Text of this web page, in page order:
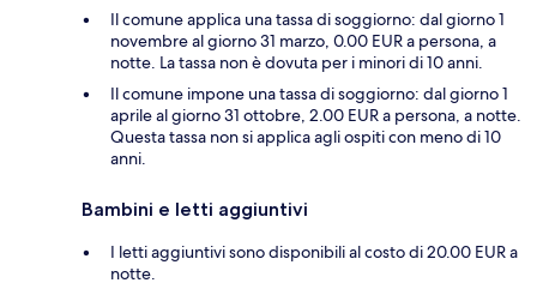
Il comune applica una tassa di soggiorno: dal giorno 1
novembre al giorno 31 marzo, 0.00 EUR a persona, a
notte. La tassa non è dovuta per i minori di 10 anni.
Il comune impone una tassa di soggiorno: dal giorno 1
aprile al giorno 31 ottobre, 2.00 EUR a persona, a notte.
Questa tassa non si applica agli ospiti con meno di 10
anni.
Bambini e letti aggiuntivi
I letti aggiuntivi sono disponibili al costo di 20.00 EUR a
notte.